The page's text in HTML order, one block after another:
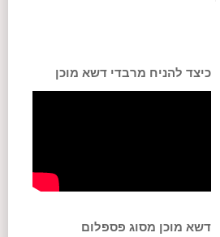
כיצד להניח מרבדי דשא מוכן
דשא מוכן מסוג פספלום